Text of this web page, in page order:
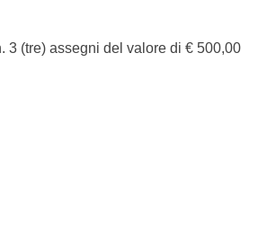
3 (tre) assegni del valore di € 500,00